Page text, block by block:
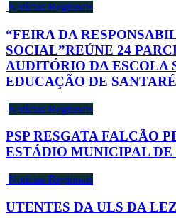
Notícias Regionais
“FEIRA DA
SOCIAL”REÚNE 24
AUDITÓRIO DA ESCOLA
EDUCAÇÃO DE
Notícias Regionais
PSP RESGATA FALCÃO
ESTÁDIO MUNICIPAL
Notícias Regionais
UTENTES DA ULS DA